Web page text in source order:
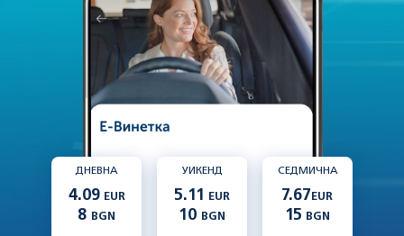
ДНЕВНА
4.09EUR
8 BGN
УИКЕНД
5.11 EUR
10 BGN
СЕДМИЧНА
7.67 EUR
15 BGN